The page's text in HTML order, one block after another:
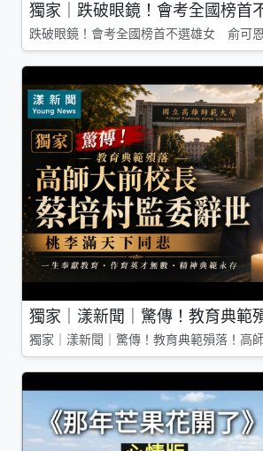
獨家｜跌破眼鏡！會考全國榜
跌破眼鏡！會考全國榜首不選雄女 俞可
獨家｜漾新聞｜驚傳！教育典
獨家｜漾新聞｜驚傳！教育典範殞落！